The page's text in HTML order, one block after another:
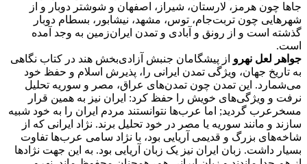
جا‌ها چون‌ هرمز، لارستان‌، شیراز، اصفهان‌ و شوشتر دوبار و از
شهرهایی‌ چون‌ تربت‌جام‌، توس‌، مشهد، نیشابور، بسطام‌ دو‌بار
گذشته‌‌ است و از رونق و آبادی و تمدن ایران‌زمین به‌ وجد آمده‌
است.
جواهر لعل نهرو از پیشگامان جنبش آزادی‌بخش هند در کتاب نگاهی
به تاریخ جهان، ویژگی تمدن ایرانی را، پذیرش اسلام و حفظ خود
می‌شمارد. این تمدن چون تمدن‌های عراق، مصر و سوریه تحلیل
نرفت و ویژگی‌های خویش را حفظ کرد: ایران نیز به همین قرار
مسخرعرب گردید; اما عرب‌ها نتوانستند مردم ایران را به خود شبیه
سازند و مانند سوریه یا مصر در خود تحلیل برند. نژاد ایرانی که از
شاخه‌های بزرگ و قدیمی آریایی بود، با نژاد سامی عرب‌ها تفاوت
بسیار داشت. زبان ایران نیز یک زبان آریایی بود. به این جهت نژادها